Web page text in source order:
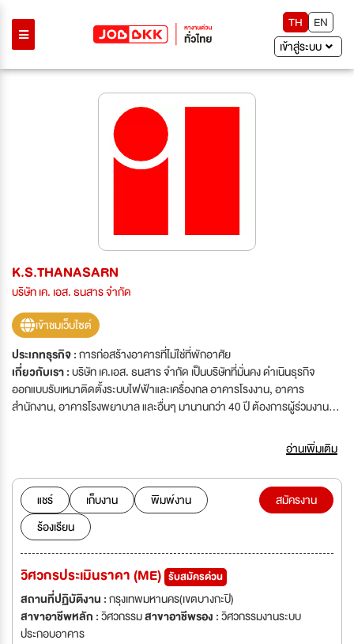
TH
EN
เข้าสู่ระบบ
K.S.THANASARN
บริษัท เค. เอส. ธนสาร จำกัด
เข้าชมเว็บไซต์
ประเภทธุรกิจ :การก่อสร้างอาคารที่ไม่ใช่ที่พักอาศัย
เกี่ยวกับเรา :บริษัท เค.เอส. ธนสาร จำกัด เป็นบริษัทที่มั่นคง ดำเนินธุรกิจ
ออกแบบรับเหมาติดตั้งระบบไฟฟ้าและเครื่องกล อาคารโรงงาน, อาคาร
สำนักงาน, อาคารโรงพยาบาล และอื่นๆ มานานกว่า 40 ปี ต้องการผู้ร่วมงาน
อ่านเพิ่มเติม
แชร์ เก็บงาน
พิมพ์งาน
ร้องเรียน
สมัครงาน
วิศวกรประเมินราคา (ME) รับสมัครด่วน
สถานที่ปฏิบัติงาน :กรุงเทพมหานคร(เขตบางกะปิ)
สาขาอาชีพหลัก :วิศวกรรมสาขาอาชีพรอง :วิศวกรรมงานระบบ
ประกอบอาคาร